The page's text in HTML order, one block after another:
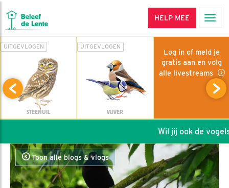
HELP MEE
UITGEVLOGEN
STEENUIL
UITGEVLOGEN
VIJVER
Log in of meld je
gratis aan en volg
alle livestreams
Wil jij ook de
Toon alle blogs & vlogs